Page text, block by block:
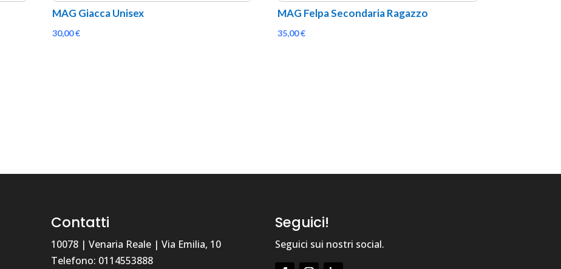
MAG Giacca Unisex
30,00€
MAG Felpa Secondaria Ragazzo
35,00€
Contatti
10078 | Venaria Reale | Via Emilia, 10
Telefono: 0114553888
Seguici!
Seguici sui nostri social.